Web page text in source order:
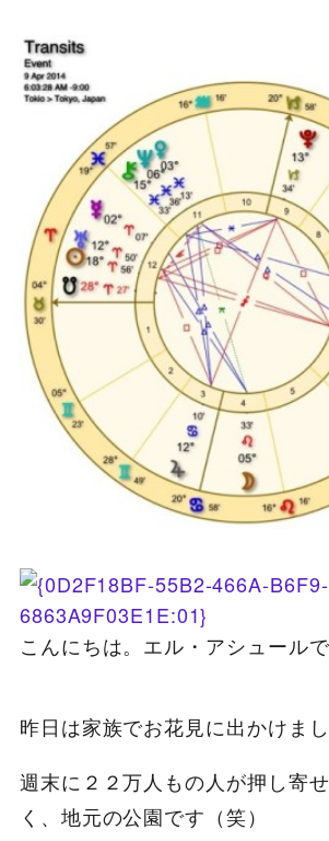
こんにちは。エル・アシュールで
昨日は家族でお花見に出かけまし
週末に２２万人もの人が押し寄
く、地元の公園です（笑）